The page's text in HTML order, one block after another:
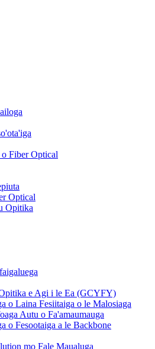
Fiber Optical
Optical
Opitika
e Agi i le Ea (GCYFY)
o Laina Fesiitaiga o le Malosiaga
Autu o Fa'amaumauga
o Fesootaiga a le Backbone
mo Fale Maualuga